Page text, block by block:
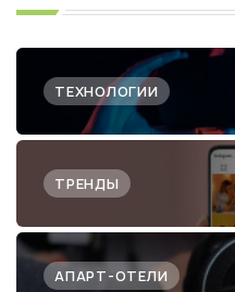
ТЕХНОЛОГИИ
ТРЕНДЫ
АПАРТ-ОТЕЛИ